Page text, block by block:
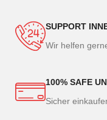
SUPPORT
Wir helfen
100% SAFE
Sicher